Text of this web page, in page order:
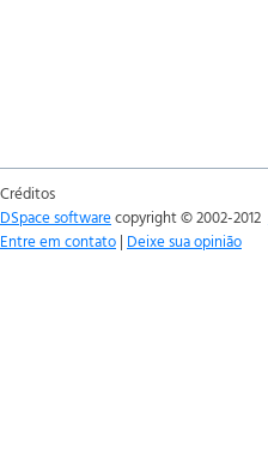
Créditos
DSpace softwarecopyright © 2002-2012
Entre em contato | Deixe sua opinião